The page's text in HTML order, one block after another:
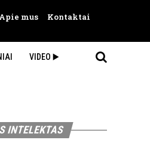
mus Kontaktai
VIDEO ▶️
INTELEKTAS